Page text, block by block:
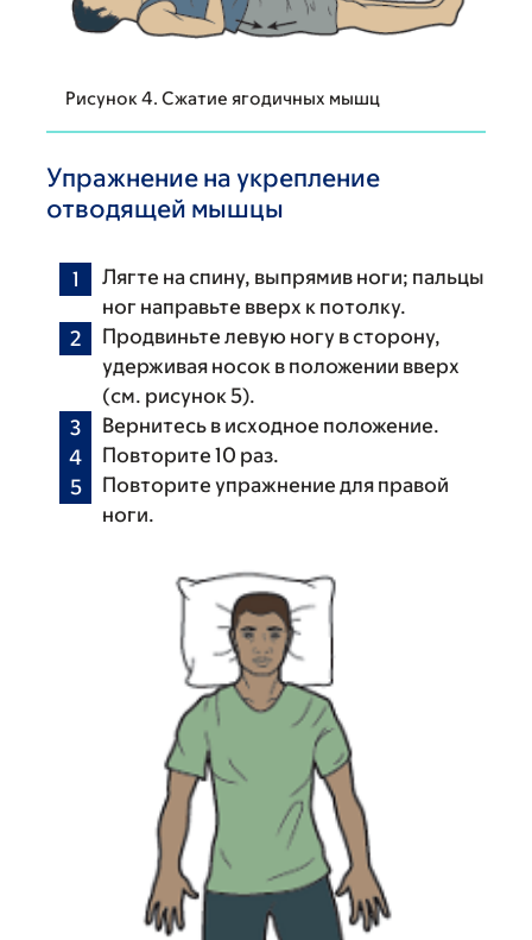
Рисунок 4. Сжатие ягодичных мышц
Упражнение на укрепление
отводящей мышцы
Лягте на спину, выпрямив ноги; пальцы
ног направьте вверх к потолку.
Продвиньте левую ногу в сторону,
удерживая носок в положении вверх
(см. рисунок 5).
Вернитесь в исходное положение.
Повторите 10 раз.
Повторите упражнение для правой
ноги.